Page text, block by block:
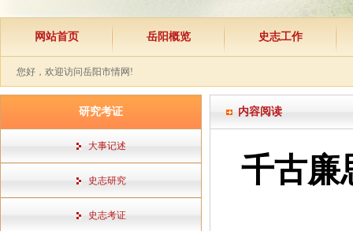
网站首页 岳阳概览 史志工作
您好，欢迎访问岳阳市情网!
研究考证
大事记述
史志研究
史志考证
内容阅读
千古